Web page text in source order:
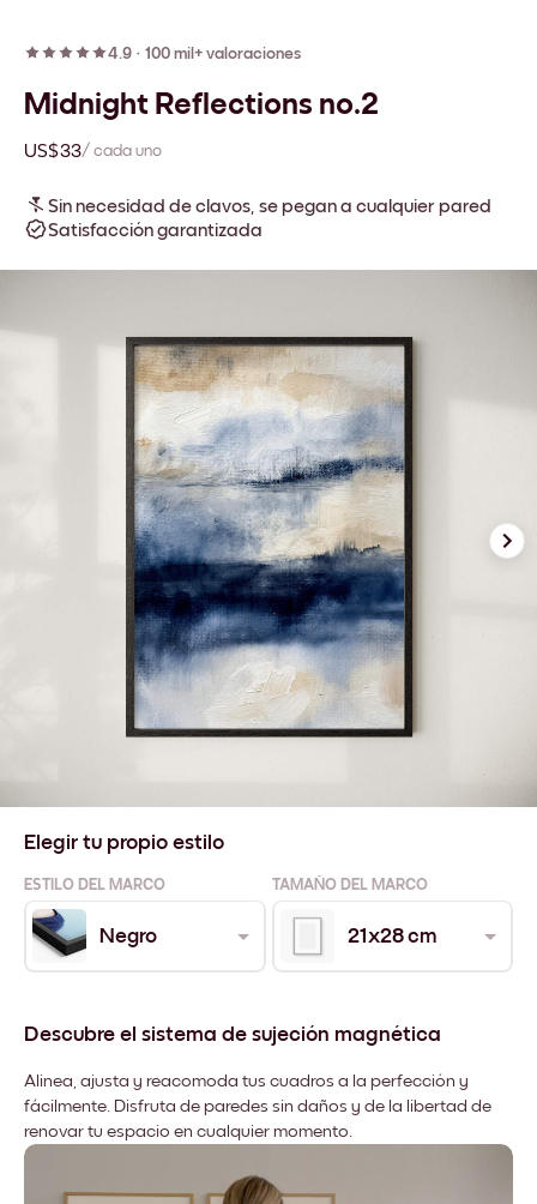
4.9 · 100 mil+ valoraciones
Midnight Reflections no.2
US$33/ cada uno
Sin necesidad de clavos, se pegan a cualquier pared
Satisfacción garantizada
Elegir tu propio estilo
ESTILO DEL MARCO TAMAÑO DEL MARCO
Negro 21x28 cm
Descubre el sistema de sujeción magnética
Alinea, ajusta y reacomoda tus cuadros a la perfección y
fácilmente. Disfruta de paredes sin daños y de la libertad de
renovar tu espacio en cualquier momento.